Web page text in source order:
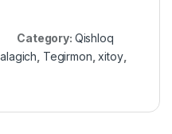
Category: Qishloq
Tegirmon ,xitoy,